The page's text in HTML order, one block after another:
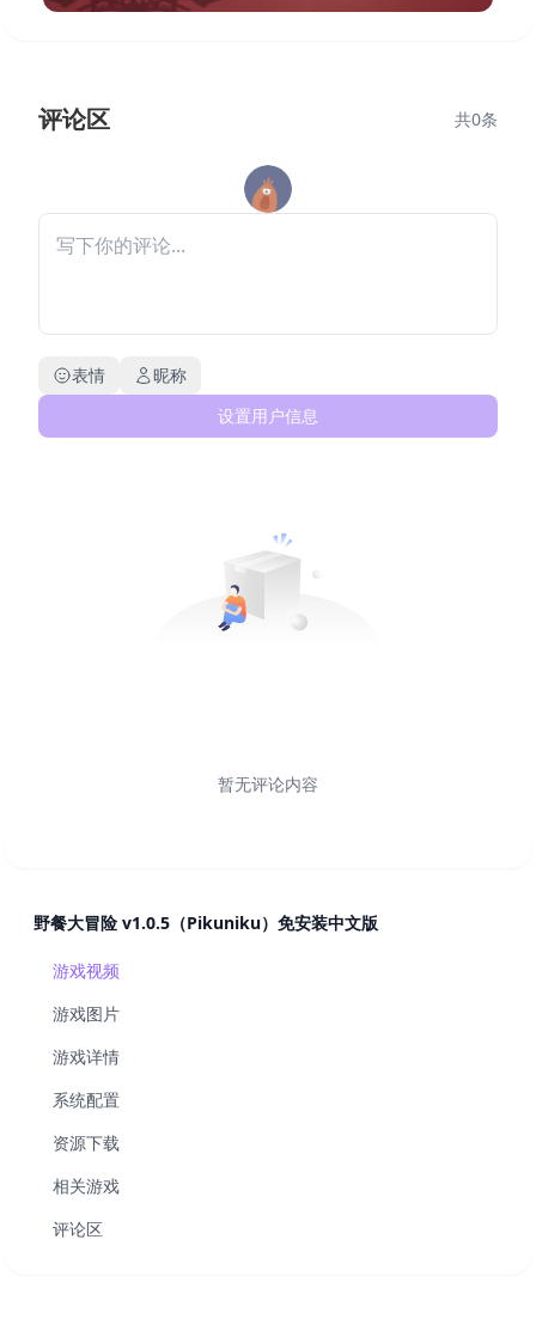
评论区 共0条
表情
昵称
设置用户信息
暂无评论内容
野餐大冒险 v1.0.5（Pikuniku）免安装中文版
游戏视频
游戏图片
游戏详情
系统配置
资源下载
相关游戏
评论区